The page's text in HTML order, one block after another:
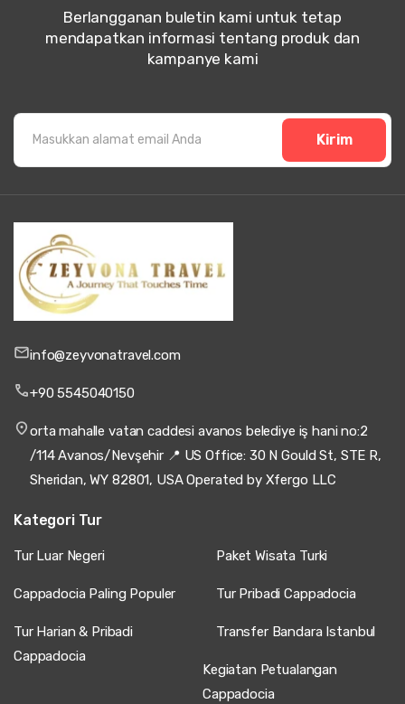
Berlangganan buletin kami untuk tetap
mendapatkan informasi tentang produk dan
kampanye kami
Kirim
info@zeyvonatravel.com
+90 5545040150
orta mahalle vatan caddesi avanos belediye iş hani no:2
/114 Avanos/Nevşehir 📍 US Office: 30 N Gould St, STE R,
Sheridan, WY 82801, USA Operated by Xfergo LLC
Kategori Tur
Tur Luar Negeri Paket Wisata Turki
Cappadocia Paling Populer Tur Pribadi Cappadocia
Tur Harian & Pribadi
Cappadocia
Transfer Bandara Istanbul
Kegiatan Petualangan
Cappadocia